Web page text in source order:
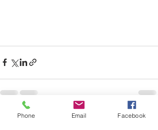
最新記事 すべて表示
Phone Email Facebook